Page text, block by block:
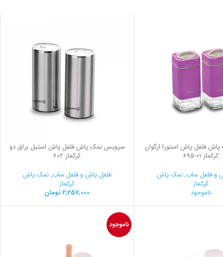
فلفل پاش استورا ارگوان
کرکماز 695-01
و فلفل ساب,نمک پاش
کرکماز
ناموجود
سرویس نمک پاش فلفل پاش استیل براق دو
کرکماز 602
فلفل پاش و فلفل ساب,نمک پاش
کرکماز
2,257,000 تومان
ناموجود